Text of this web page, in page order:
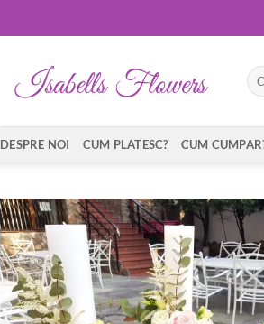
DESPRE NOI CUM PLATESC? CUM